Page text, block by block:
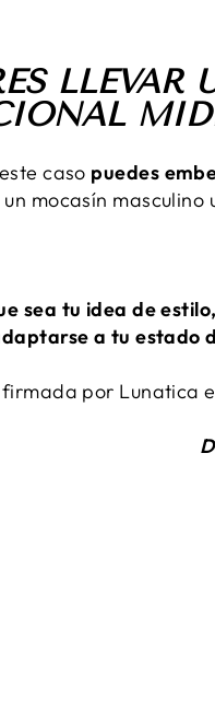
caso puedes
mocasín masculino
sea tu idea de
a tu estado
firmada por Lunatica